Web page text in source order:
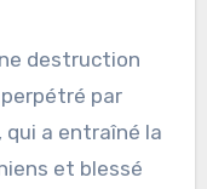
destruction
par
qui a entraîné la
et blessé